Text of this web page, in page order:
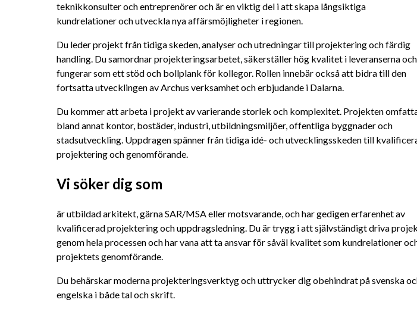
teknikkonsulter och entreprenörer och är en viktig del i att skapa långsiktiga
kundrelationer och utveckla nya affärsmöjligheter i regionen.
Du leder projekt från tidiga skeden, analyser och utredningar till projektering och färdig
handling. Du samordnar projekteringsarbetet, säkerställer hög kvalitet i leveranserna och
fungerar som ett stöd och bollplank för kollegor. Rollen innebär också att bidra till den
fortsatta utvecklingen av Archus verksamhet och erbjudande i Dalarna.
Du kommer att arbeta i projekt av varierande storlek och komplexitet. Projekten
bland annat kontor, bostäder, industri, utbildningsmiljöer, offentliga byggnader och
stadsutveckling. Uppdragen spänner från tidiga idé- och utvecklingsskeden till
projektering och genomförande.
Vi söker dig som
är utbildad arkitekt, gärna SAR/MSA eller motsvarande, och har gedigen erfarenhet av
kvalificerad projektering och uppdragsledning. Du är trygg i att självständigt driva
genom hela processen och har vana att ta ansvar för såväl kvalitet som kundrelationer
projektets genomförande.
Du behärskar moderna projekteringsverktyg och uttrycker dig obehindrat på svenska
engelska i både tal och skrift.